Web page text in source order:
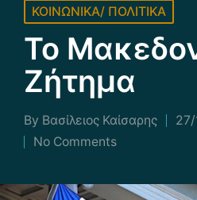
Posted
ΚΟΙΝΩΝΙΚΑ/ ΠΟΛΙΤΙΚΑ
Το
Ζήτημα
Posted
by
By Βασίλειος Καίσαρης
No Comments